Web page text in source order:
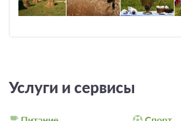
Услуги и сервисы